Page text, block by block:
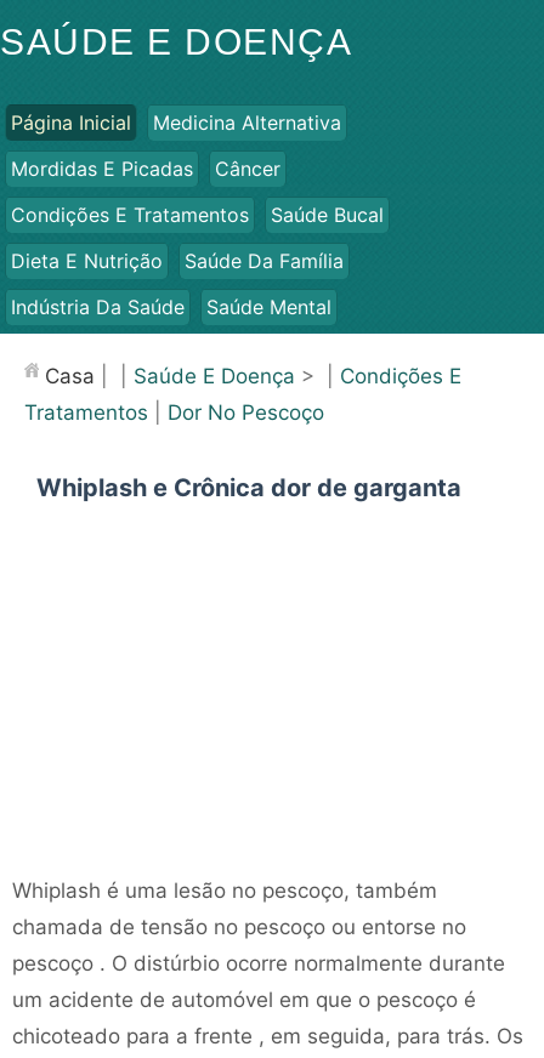
SAÚDE E DOENÇA
Página Inicial
Medicina Alternativa
Mordidas E Picadas
Câncer
Condições E Tratamentos
Saúde Bucal
Dieta E Nutrição
Saúde Da Família
Indústria Da Saúde
Saúde Mental
Saúde
Casa Saúde E Doença > | Condições E
Tratamentos
Dor No Pescoço
Whiplash e Crônica dor de garganta
Whiplash é uma lesão no pescoço, também
chamada de tensão no pescoço ou entorse no
pescoço . O distúrbio ocorre normalmente durante
um acidente de automóvel em que o pescoço é
chicoteado para a frente , em seguida, para trás. Os